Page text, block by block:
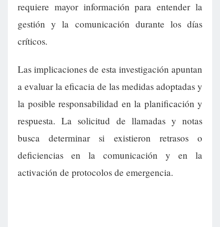
requiere mayor información para entender la
gestión y la comunicación durante los días
críticos.
Las implicaciones de esta investigación apuntan
a evaluar la eficacia de las medidas adoptadas y
la posible responsabilidad en la planificación y
respuesta. La solicitud de llamadas y notas
busca determinar si existieron retrasos o
deficiencias en la comunicación y en la
activación de protocolos de emergencia.